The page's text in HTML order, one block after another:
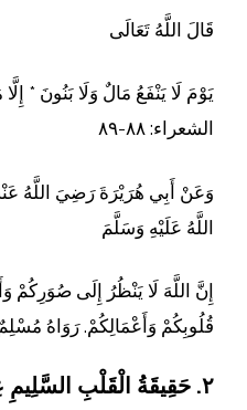
قَالَ اللَّهُ تَعَالَى
يَوْمَ لَا يَنْفَعُ مَالٌ وَلَا بَنُونَ *
الشعراء: ٨٨-٨٩
وَعَنْ أَبِي هُرَيْرَةَ رَضِيَ اللَّهُ
اللَّهُ عَلَيْهِ وَسَلَّمَ
إِنَّ اللَّهَ لَا يَنْظُرُ إِلَى صُوَرِكُمْ
قُلُوبِكُمْ وَأَعْمَالِكُمْ. رَوَاهُ
٢. حَقِيقَةُ الْقَلْبِ السَّلِيمِ عِنْدَ السَّلَفِ